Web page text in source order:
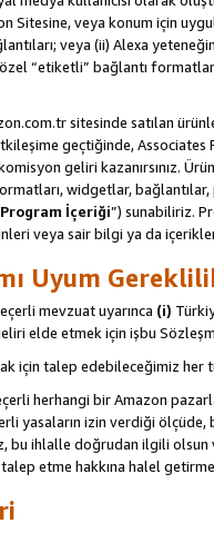
Sitesine, veya konum için
veya (ii) Alexa
özel “etiketli” bağlantı
sitesinde satılan
geçtiğinde,
geliri kazanırsınız.
widgetlar,
Program İçeriği”) sunabiliriz.
veya sair bilgi ya da içerikleri
Uyum
mevzuat uyarınca (i)
elde etmek için işbu
için talep edebileceğimiz
herhangi bir Amazon
yasaların izin verdiği
bu ihlalle doğrudan ilgili
etme hakkına halel